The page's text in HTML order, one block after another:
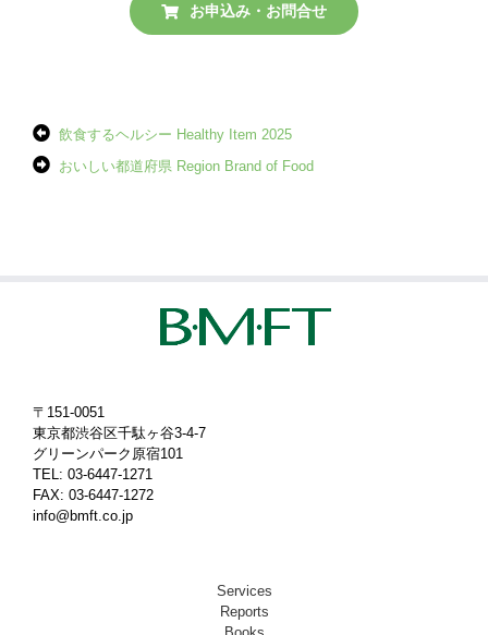
お申込み・お問合せ
飲食するヘルシー Healthy Item 2025
おいしい都道府県 Region Brand of Food
〒151-0051
東京都渋谷区千駄ヶ谷3-4-7
グリーンパーク原宿101
TEL: 03-6447-1271
FAX: 03-6447-1272
info@bmft.co.jp
Services
Reports